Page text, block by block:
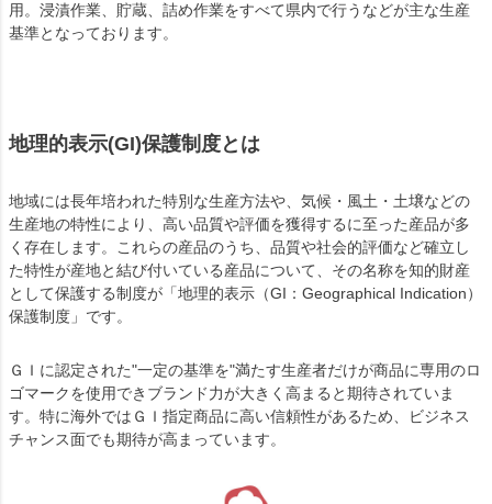
用。浸漬作業、貯蔵、詰め作業をすべて県内で行うなどが主な生産
基準となっております。
地理的表示(GI)保護制度とは
地域には長年培われた特別な生産方法や、気候・風土・土壌などの
生産地の特性により、高い品質や評価を獲得するに至った産品が多
く存在します。これらの産品のうち、品質や社会的評価など確立し
た特性が産地と結び付いている産品について、その名称を知的財産
として保護する制度が「地理的表示（GI：Geographical Indication）
保護制度」です。
ＧＩに認定された"一定の基準を"満たす生産者だけが商品に専用のロ
ゴマークを使用できブランド力が大きく高まると期待されていま
す。特に海外ではＧＩ指定商品に高い信頼性があるため、ビジネス
チャンス面でも期待が高まっています。